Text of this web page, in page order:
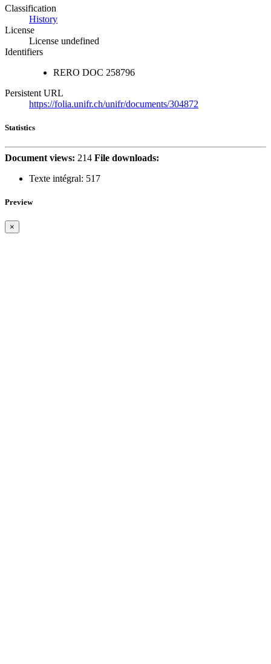
Classification
History
License
License undefined
Identifiers
RERO DOC 258796
Persistent URL
https://folia.unifr.ch/unifr/documents/304872
Statistics
Document views: 214 File downloads:
Texte intégral: 517
Preview
×